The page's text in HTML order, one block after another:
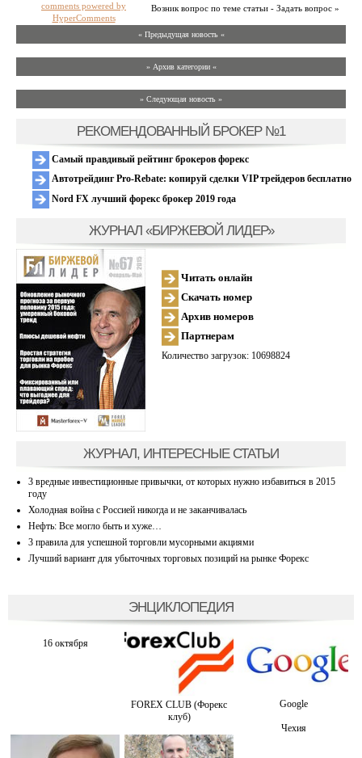
Возник вопрос по теме статьи - Задать вопрос »
comments powered by
HyperComments
« Предыдущая новость «
» Архив категории «
» Следующая новость »
РЕКОМЕНДОВАННЫЙ БРОКЕР №1
Самый правдивый рейтинг брокеров форекс
Автотрейдинг Pro-Rebate: копируй сделки VIP трейдеров бесплатно
Nord FX лучший форекс брокер 2019 года
ЖУРНАЛ «БИРЖЕВОЙ ЛИДЕР»
Читать онлайн
Скачать номер
Архив номеров
Партнерам
Количество загрузок: 10698824
ЖУРНАЛ, ИНТЕРЕСНЫЕ СТАТЬИ
3 вредные инвестиционные привычки, от которых нужно избавиться в 2015
году
Холодная война с Россией никогда и не заканчивалась
Нефть: Все могло быть и хуже…
3 правила для успешной торговли мусорными акциями
Лучший вариант для убыточных торговых позиций на рынке Форекс
ЭНЦИКЛОПЕДИЯ
16 октября
FOREX CLUB (Форекс
клуб)
Google
Чехия